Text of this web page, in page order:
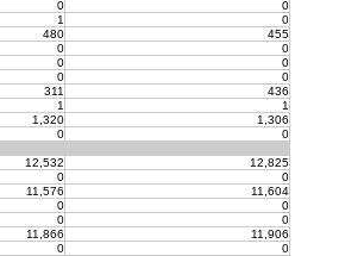
0
0
1
0
480
455
0
0
0
0
0
0
311
436
1
1
1,320
1,306
0
0
12,532
12,825
0
0
11,576
11,604
0
0
0
0
11,866
11,906
0
0